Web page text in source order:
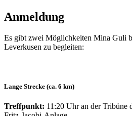
Anmeldung
Es gibt zwei Möglichkeiten Mina Guli
Leverkusen zu begleiten:
Lange Strecke (ca. 6 km)
Treffpunkt: 11:20 Uhr an der Tribüne